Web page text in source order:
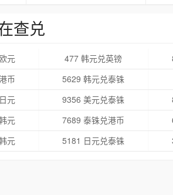
查兑
元 477 韩元兑英镑
币
5629 韩元兑泰铢
元
9356 美元兑泰铢
元
7689 泰铢兑港币
元
5181 日元兑泰铢